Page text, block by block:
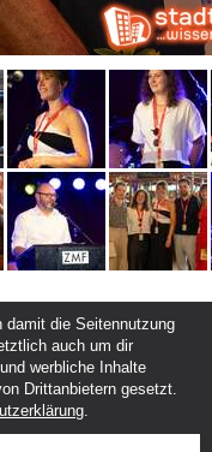
und Partner
eintragen
& Promotion
& Ausrichtung
damit die Seitennutzung
auch um dir
werbliche Inhalte
Drittanbietern gesetzt.
.